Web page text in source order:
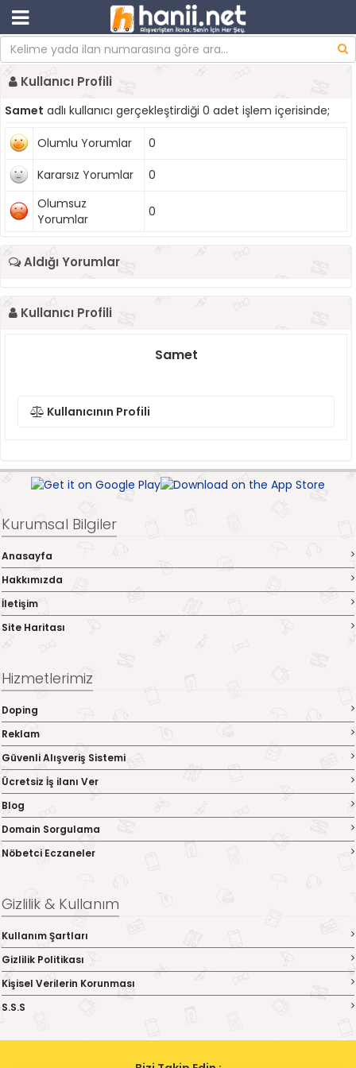
Kullanıcı Profili
Samet adlı kullanıcı gerçekleştirdiği 0 adet işlem içerisinde;
Olumlu Yorumlar
0
Kararsız Yorumlar
0
Olumsuz
Yorumlar
0
Aldığı Yorumlar
Kullanıcı Profili
Samet
Kullanıcının Profili
Kurumsal Bilgiler
Anasayfa
Hakkımızda
İletişim
Site Haritası
Hizmetlerimiz
Doping
Reklam
Güvenli Alışveriş Sistemi
Ücretsiz İş ilanı Ver
Blog
Domain Sorgulama
Nöbetci Eczaneler
Gizlilik & Kullanım
Kullanım Şartları
Gizlilik Politikası
Kişisel Verilerin Korunması
S.S.S